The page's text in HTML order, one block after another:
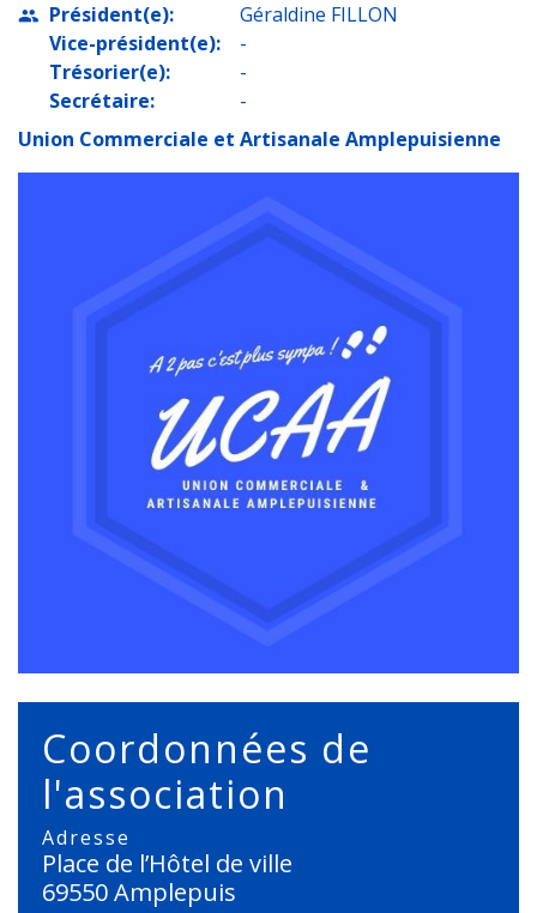
people Président(e):
Vice-président(e):
Trésorier(e):
Secrétaire:
Géraldine FILLON
-
-
-
Union Commerciale et Artisanale Amplepuisienne
Coordonnées de
l'association
Adresse
Place de l’Hôtel de ville
69550 Amplepuis